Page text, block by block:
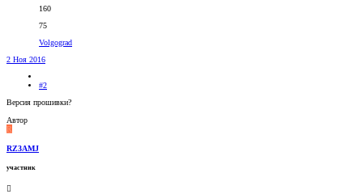
160
75
Volgograd
2 Ноя 2016
#2
Версия прошивки?
Автор
R
RZ3AMJ
участник